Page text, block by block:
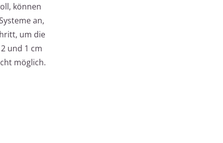
können
an,
um die
und 1 cm
möglich.